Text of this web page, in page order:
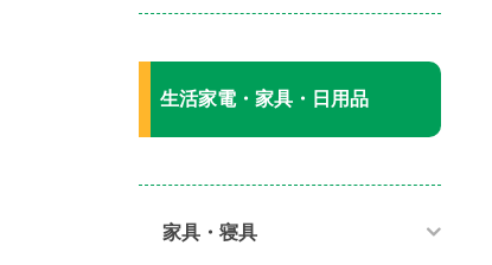
生活家電・家具・日用品
家具・寝具​